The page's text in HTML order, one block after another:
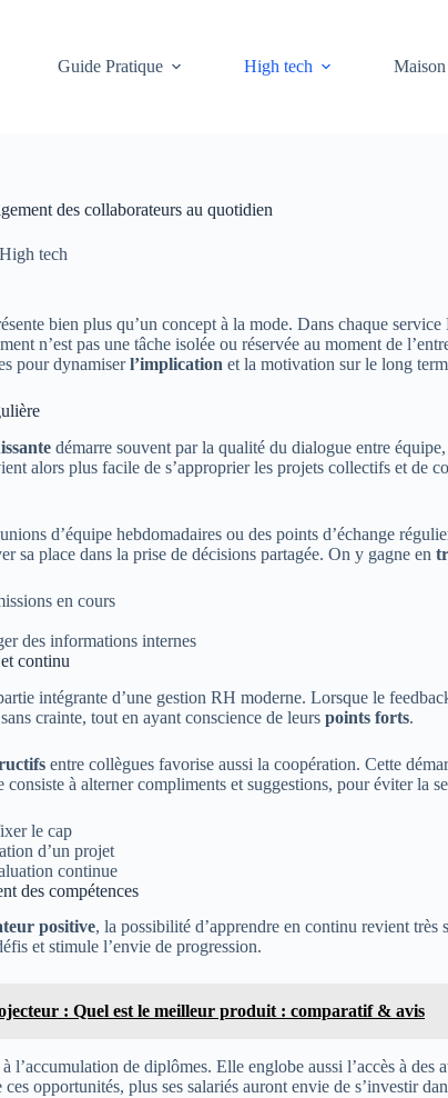
Guide Pratique
High tech Maison
des collaborateurs au quotidien
High tech
bien plus qu’un concept à la mode. Dans chaque
n’est pas une tâche isolée ou réservée au moment de
pour dynamiserl’implication et la motivation sur le long
démarre souvent par la qualité du dialogue entre
alors plus facile de s’approprier les projets collectifs et
d’équipe hebdomadaires ou des points d’échange
sa place dans la prise de décisions partagée. On y gagne en
en cours
des informations internes
continu
intégrante d’une gestion RH moderne. Lorsque le
crainte, tout en ayant conscience de leurs points forts.
entre collègues favorise aussi la coopération. Cette
consiste à alterner compliments et suggestions, pour éviter la
le cap
d’un projet
continue
des compétences
positive, la possibilité d’apprendre en continu revient très
et stimule l’envie de progression.
: Quel est le meilleur produit : comparatif & avis
l’accumulation de diplômes. Elle englobe aussi l’accès à
opportunités, plus ses salariés auront envie de s’investir